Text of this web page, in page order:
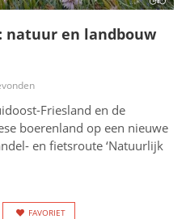
en landbouw
Friesland en de
boerenland op een nieuwe
en fietsroute ‘Natuurlijk
FAVORIET